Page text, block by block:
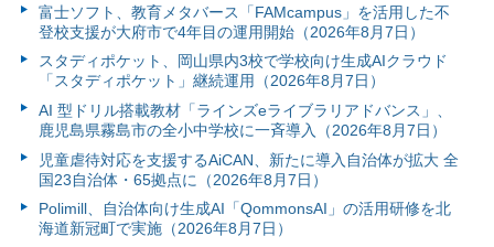
富⼠ソフト、教育メタバース「FAMcampus」を活用した不
登校支援が大府市で4年目の運用開始（2026年8月7日）
スタディポケット、岡山県内3校で学校向け生成AIクラウド
「スタディポケット」継続運用（2026年8月7日）
AI 型ドリル搭載教材「ラインズeライブラリアドバンス」、
鹿児島県霧島市の全小中学校に一斉導入（2026年8月7日）
児童虐待対応を支援するAiCAN、新たに導入自治体が拡大 全
国23自治体・65拠点に（2026年8月7日）
Polimill、自治体向け生成AI「QommonsAI」の活用研修を北
海道新冠町で実施（2026年8月7日）